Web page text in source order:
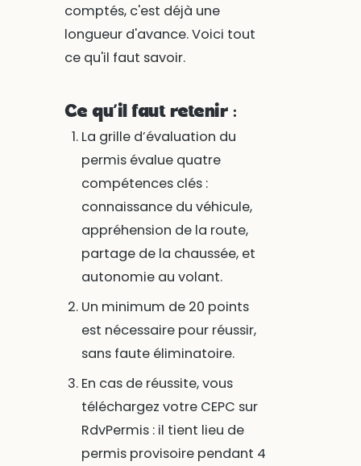
comptés, c'est déjà une
longueur d'avance. Voici tout
ce qu'il faut savoir.
Ce qu’il faut retenir :
La grille d’évaluation du
permis évalue quatre
compétences clés :
connaissance du véhicule,
appréhension de la route,
partage de la chaussée, et
autonomie au volant.
Un minimum de 20 points
est nécessaire pour réussir,
sans faute éliminatoire.
En cas de réussite, vous
téléchargez votre CEPC sur
RdvPermis : il tient lieu de
permis provisoire pendant 4